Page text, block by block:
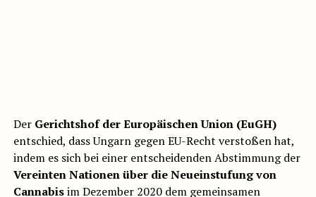
Der Gerichtshof der Europäischen Union (EuGH)
entschied, dass Ungarn gegen EU-Recht verstoßen hat,
indem es sich bei einer entscheidenden Abstimmung der
Vereinten Nationen über die Neueinstufung von
Cannabisim Dezember 2020 dem gemeinsamen